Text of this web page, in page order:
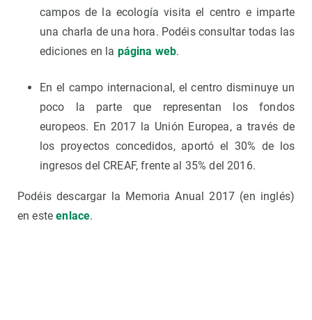
campos de la ecología visita el centro e imparte
una charla de una hora. Podéis consultar todas las
ediciones en la página web.
En el campo internacional, el centro disminuye un
poco la parte que representan los fondos
europeos. En 2017 la Unión Europea, a través de
los proyectos concedidos, aportó el 30% de los
ingresos del CREAF, frente al 35% del 2016.
Podéis descargar la Memoria Anual 2017 (en inglés)
en esteenlace.